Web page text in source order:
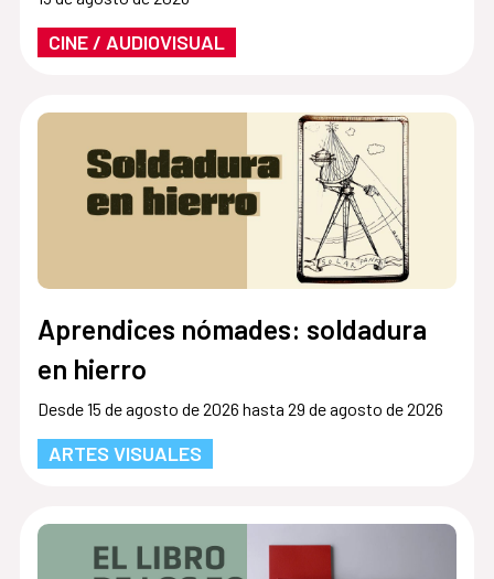
CINE / AUDIOVISUAL
Aprendices nómades: soldadura
en hierro
Desde 15 de agosto de 2026 hasta 29 de agosto de 2026
ARTES VISUALES